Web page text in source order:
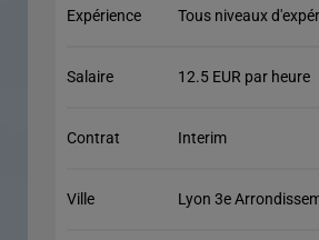
Expérience Tous niveaux
Salaire 12.5 EUR par heure
Contrat Interim
Ville Lyon 3e